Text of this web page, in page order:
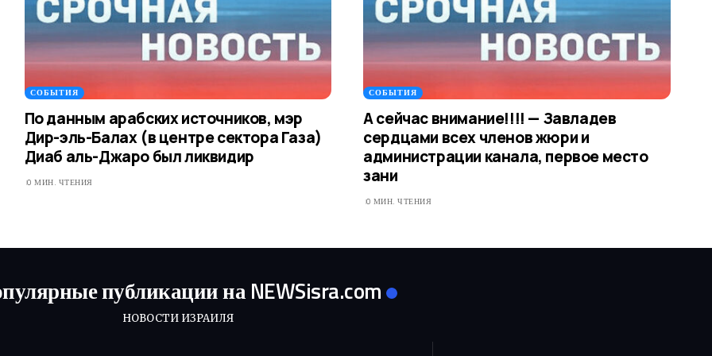
СОБЫТИЯ
По данным арабских источников, мэр
Дир-эль-Балах (в центре сектора Газа)
Диаб аль-Джаро был ликвидир
0 МИН. ЧТЕНИЯ
СОБЫТИЯ
А сейчас внимание!!!! — Завладев
сердцами всех членов жюри и
администрации канала, первое место
зани
0 МИН. ЧТЕНИЯ
публикации на NEWSisra.com
НОВОСТИ ИЗРАИЛЯ